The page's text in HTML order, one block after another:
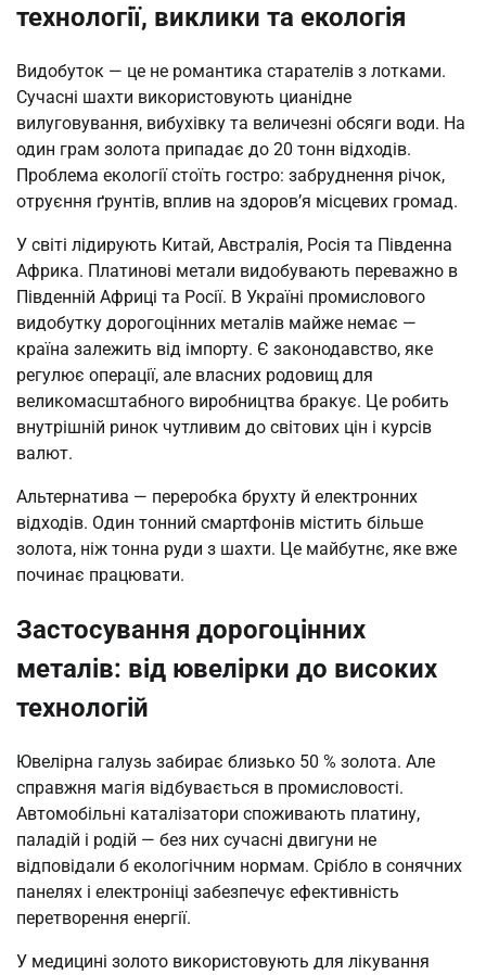
технології, виклики та екологія
Видобуток — це не романтика старателів з лотками.
Сучасні шахти використовують цианідне
вилуговування, вибухівку та величезні обсяги води. На
один грам золота припадає до 20 тонн відходів.
Проблема екології стоїть гостро: забруднення річок,
отруєння ґрунтів, вплив на здоров’я місцевих громад.
У світі лідирують Китай, Австралія, Росія та Південна
Африка. Платинові метали видобувають переважно в
Південній Африці та Росії. В Україні промислового
видобутку дорогоцінних металів майже немає —
країна залежить від імпорту. Є законодавство, яке
регулює операції, але власних родовищ для
великомасштабного виробництва бракує. Це робить
внутрішній ринок чутливим до світових цін і курсів
валют.
Альтернатива — переробка брухту й електронних
відходів. Один тонний смартфонів містить більше
золота, ніж тонна руди з шахти. Це майбутнє, яке вже
починає працювати.
Застосування дорогоцінних
металів: від ювелірки до високих
технологій
Ювелірна галузь забирає близько 50 % золота. Але
справжня магія відбувається в промисловості.
Автомобільні каталізатори споживають платину,
паладій і родій — без них сучасні двигуни не
відповідали б екологічним нормам. Срібло в сонячних
панелях і електроніці забезпечує ефективність
перетворення енергії.
У медицині золото використовують для лікування